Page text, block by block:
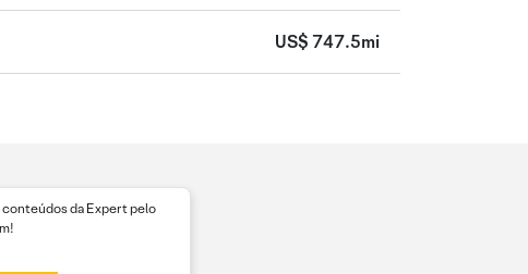
US$ 747.5mi
conteúdos da Expert pelo